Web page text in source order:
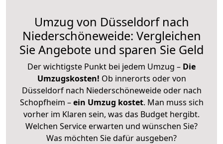
Umzug von Düsseldorf nach
Niederschöneweide: Vergleichen
Sie Angebote und sparen Sie Geld
Der wichtigste Punkt bei jedem Umzug – Die
Umzugskosten! Ob innerorts oder von
Düsseldorf nach Niederschöneweide oder nach
Schopfheim –ein Umzug kostet. Man muss sich
vorher im Klaren sein, was das Budget hergibt.
Welchen Service erwarten und wünschen Sie?
Was möchten Sie dafür ausgeben?